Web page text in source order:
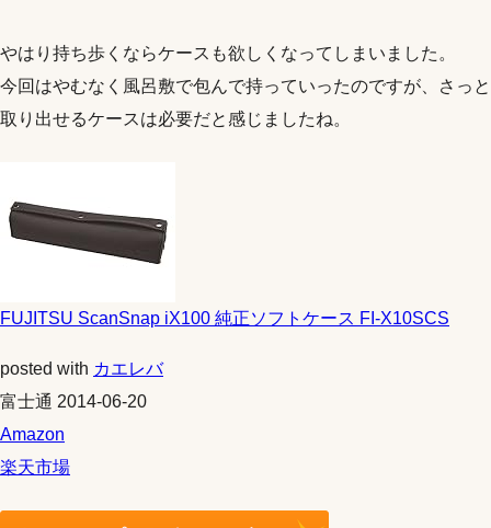
やはり持ち歩くならケースも欲しくなってしまいました。
今回はやむなく風呂敷で包んで持っていったのですが、さっと
取り出せるケースは必要だと感じましたね。
FUJITSU ScanSnap iX100 純正ソフトケース FI-X10SCS
posted with カエレバ
富士通 2014-06-20
Amazon
楽天市場